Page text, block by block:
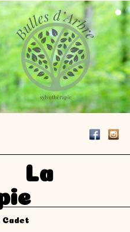
Articles
Cadet